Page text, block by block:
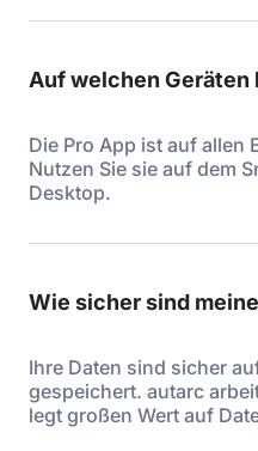
Auf welchen Geräten
Die Pro App ist auf allen
Nutzen Sie sie auf dem
Desktop.
Wie sicher sind
Ihre Daten sind sicher
gespeichert. autarc
legt großen Wert auf